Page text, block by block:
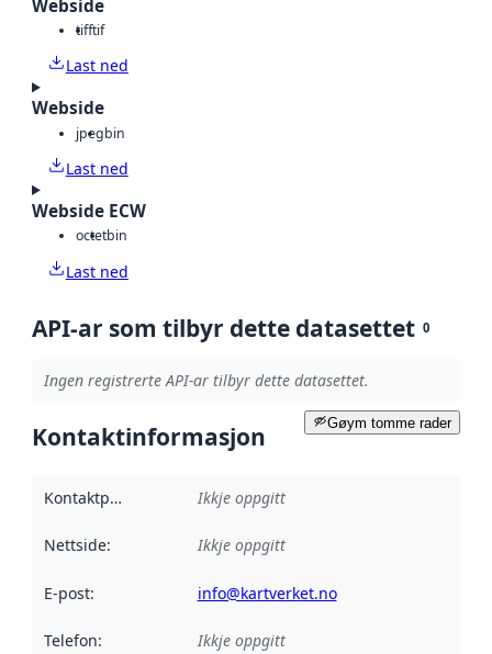
Webside
tifftif
Last ned
Webside
jpegbin
Last ned
Webside ECW
octetbin
Last ned
API-ar som tilbyr dette datasettet 0
Ingen registrerte API-ar tilbyr dette datasettet.
Gøym tomme rader
Kontaktinformasjon
Kontaktpunkt Ikkje oppgitt
Nettside: Ikkje oppgitt
E-post: info@kartverket.no
Telefon: Ikkje oppgitt